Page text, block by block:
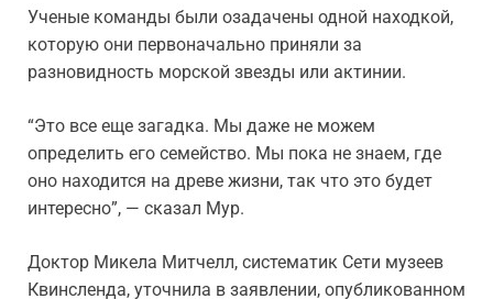
Ученые команды были озадачены одной находкой,
которую они первоначально приняли за
разновидность морской звезды или актинии.
“Это все еще загадка. Мы даже не можем
определить его семейство. Мы пока не знаем, где
оно находится на древе жизни, так что это будет
интересно”, — сказал Мур.
Доктор Микела Митчелл, систематик Сети музеев
Квинсленда, уточнила в заявлении, опубликованном